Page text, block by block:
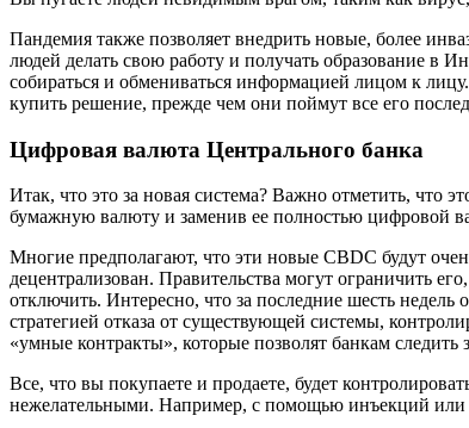
Пандемия также позволяет внедрить новые, более
людей делать свою работу и получать образование в
собираться и обмениваться информацией лицом к
купить решение, прежде чем они поймут все его
Цифровая валюта Центрального банка
Итак, что это за новая система? Важно отметить, что
бумажную валюту и заменив ее полностью цифровой
Многие предполагают, что эти новые CBDC будут
децентрализован. Правительства могут ограничить
отключить. Интересно, что за последние шесть
стратегией отказа от существующей системы,
«умные контракты», которые позволят банкам
Все, что вы покупаете и продаете, будет
нежелательными. Например, с помощью инъекций или